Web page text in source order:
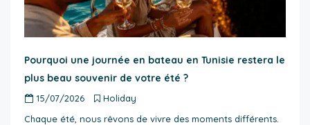
Pourquoi une journée en bateau en Tunisie restera le
plus beau souvenir de votre été ?
15/07/2026
Holiday
Chaque été, nous rêvons de vivre des moments différents.